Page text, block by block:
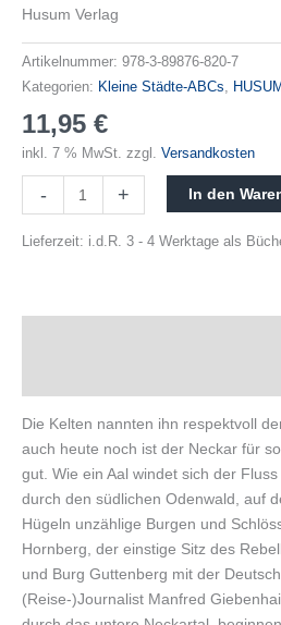
Husum Verlag
Artikelnummer: 978-3-89876-820-7
Kategorien: Kleine Städte-ABCs,
11,95 €
inkl. 7 % MwSt. zzgl. Versandkosten
- + In den
Lieferzeit: i.d.R. 3 - 4 Werktage als
Die Kelten nannten ihn respektvoll
auch heute noch ist der Neckar für
gut. Wie ein Aal windet sich der
durch den südlichen Odenwald, auf
Hügeln unzählige Burgen und
Hornberg, der einstige Sitz des
und Burg Guttenberg mit der
(Reise-)Journalist Manfred